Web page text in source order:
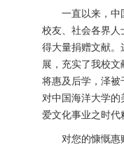
一直以来，中
校友、社会各界人
得大量捐赠文献。
展，充实了我校
将惠及后学，泽被
对中国海洋大学的
爱文化事业之时代
对您的慷慨惠